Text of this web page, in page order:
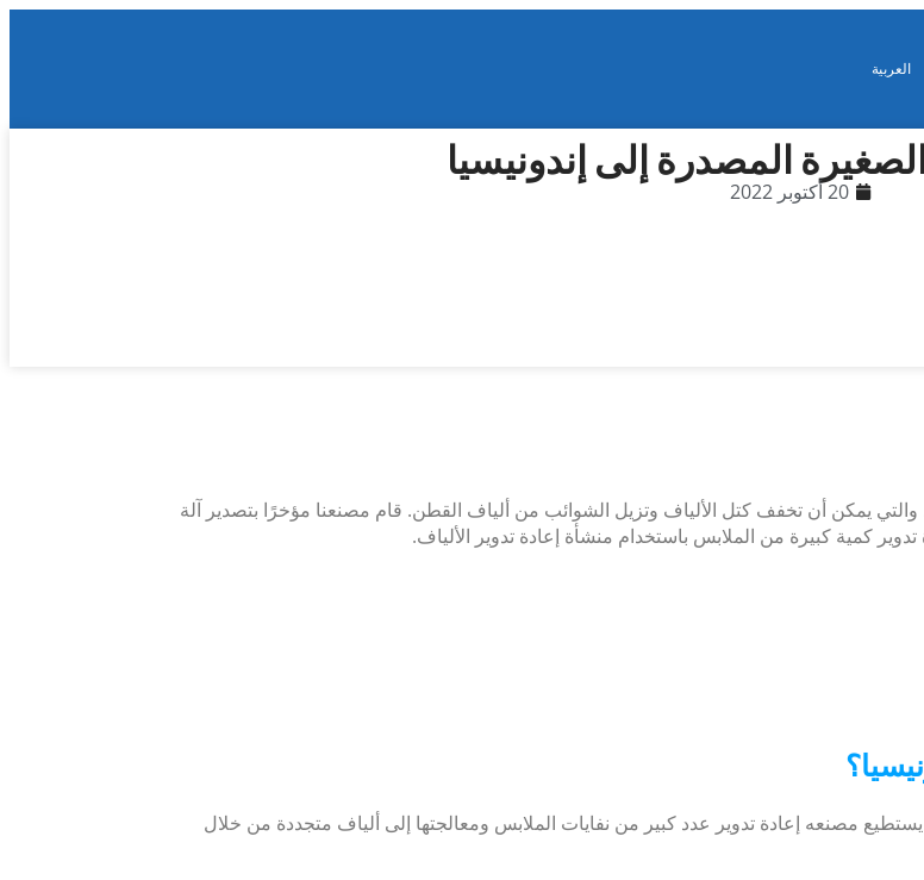
العربية
المصدرة إلى إندونيسيا
20 أكتوبر 2022
والتي يمكن أن تخفف كتل الألياف وتزيل الشوائب من ألياف القطن. قام مصنعنا مؤخرًا بتصدير آلة
كمية كبيرة من الملابس باستخدام منشأة إعادة تدوير الألياف.
يستطيع مصنعه إعادة تدوير عدد كبير من نفايات الملابس ومعالجتها إلى ألياف متجددة من خلال